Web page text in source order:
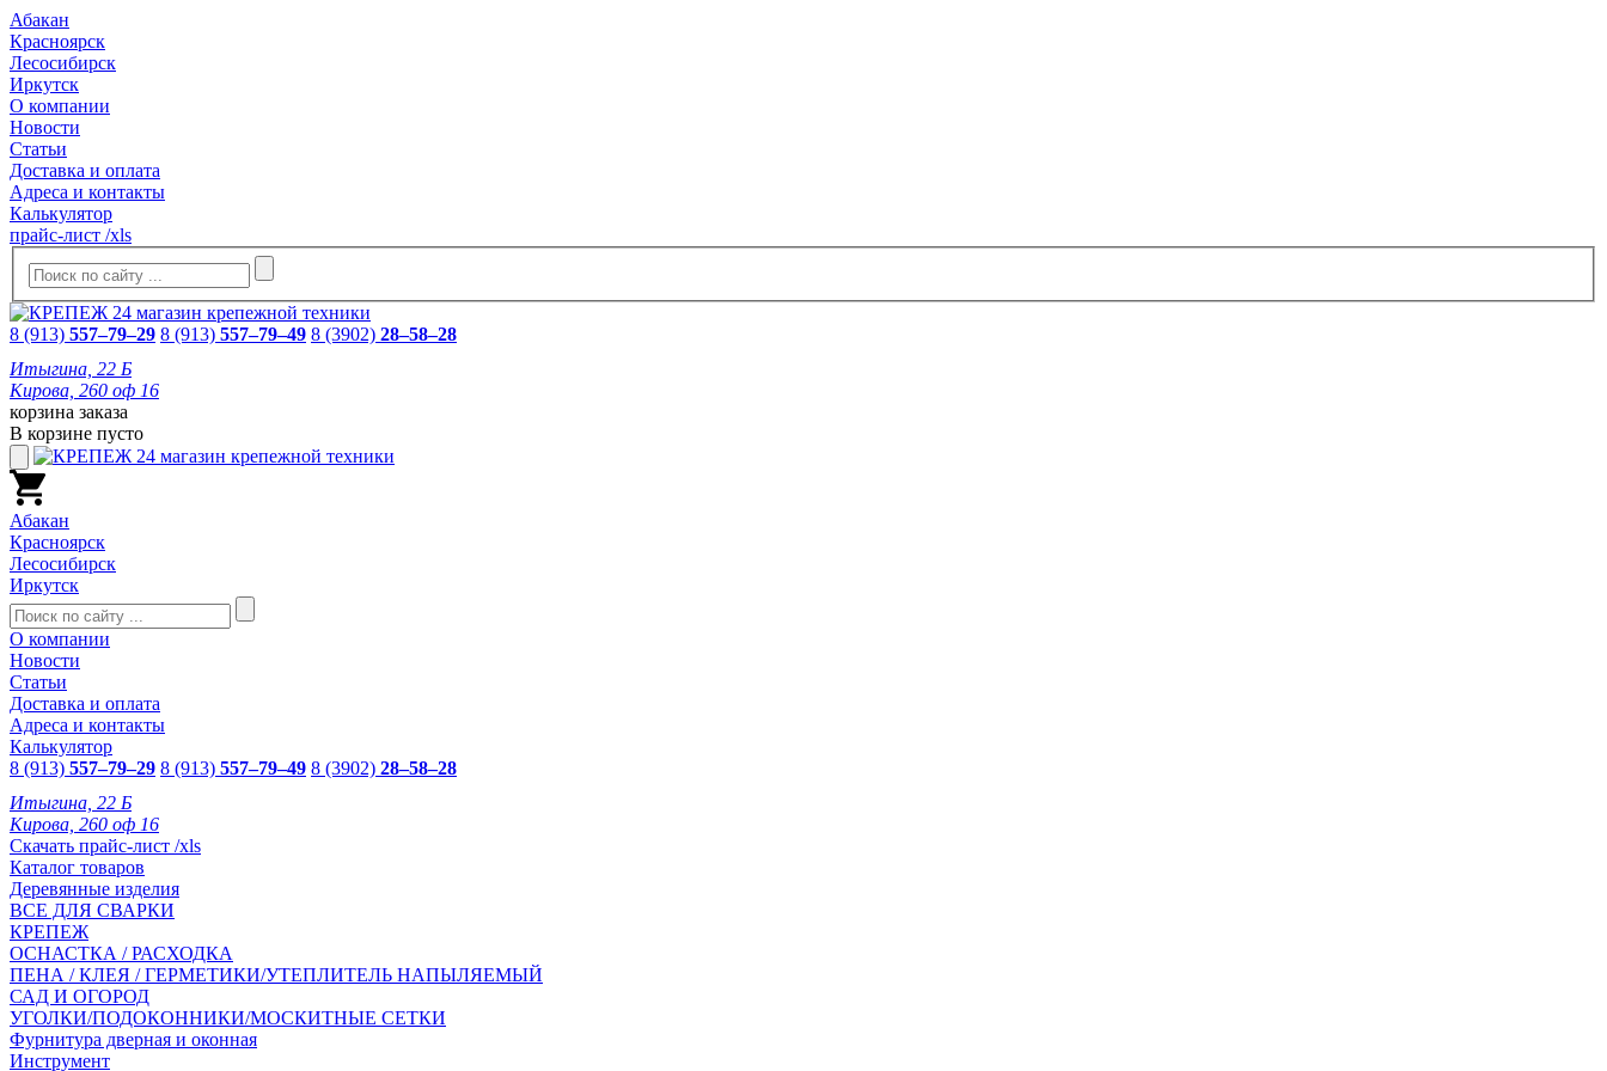
Абакан
Красноярск
Лесосибирск
Иркутск
О компании
Новости
Статьи
Доставка и оплата
Адреса и контакты
Калькулятор
прайс-лист /xls
8 (913) 557–79–29 8 (913) 557–79–49 8 (3902) 28–58–28
Итыгина, 22 Б
Кирова, 260 оф 16
корзина заказа
В корзине пусто
Абакан
Красноярск
Лесосибирск
Иркутск
О компании
Новости
Статьи
Доставка и оплата
Адреса и контакты
Калькулятор
8 (913) 557–79–29 8 (913) 557–79–49 8 (3902) 28–58–28
Итыгина, 22 Б
Кирова, 260 оф 16
Скачать прайс-лист /xls
Каталог товаров
Деревянные изделия
ВСЕ ДЛЯ СВАРКИ
КРЕПЕЖ
ОСНАСТКА / РАСХОДКА
ПЕНА / КЛЕЯ / ГЕРМЕТИКИ/УТЕПЛИТЕЛЬ НАПЫЛЯЕМЫЙ
САД И ОГОРОД
УГОЛКИ/ПОДОКОННИКИ/МОСКИТНЫЕ СЕТКИ
Фурнитура дверная и оконная
Инструмент